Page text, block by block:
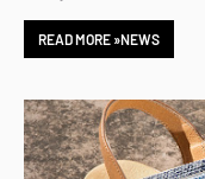
READ MORE »NEWS